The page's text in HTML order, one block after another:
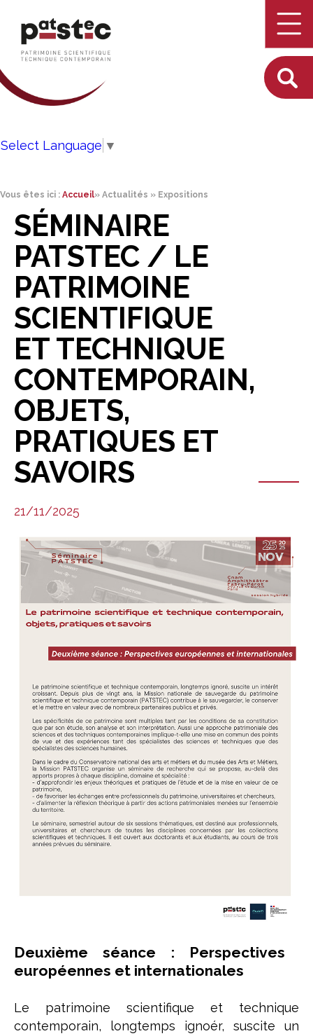
Select Language ▼
Vous êtes ici : Accueil» Actualités » Expositions
SÉMINAIRE
PATSTEC / LE
PATRIMOINE
SCIENTIFIQUE
ET TECHNIQUE
CONTEMPORAIN,
OBJETS,
PRATIQUES ET
SAVOIRS
21/11/2025
Deuxième séance : Perspectives
européennes et internationales
Le patrimoine scientifique et technique
contemporain, longtemps ignoér, suscite un